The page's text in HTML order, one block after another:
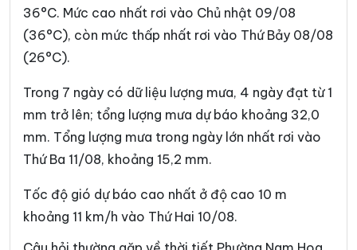
Xã Bình An Xã Bình Giang
Xã Bình Lục
Xã Cát Thành Xã Chất Bình
Xã Cổ Lễ Xã Cúc Phương
Xã Đại Hoàng
Xã Đồng Thái Xã Đồng Thịnh
36°C. Mức cao nhất rơi vào Chủ nhật 09/08
(36°C), còn mức thấp nhất rơi vào Thứ Bảy 08/08
(26°C).
Trong 7 ngày có dữ liệu lượng mưa, 4 ngày đạt từ 1
mm trở lên; tổng lượng mưa dự báo khoảng 32,0
mm. Tổng lượng mưa trong ngày lớn nhất rơi vào
Thứ Ba 11/08, khoảng 15,2 mm.
Tốc độ gió dự báo cao nhất ở độ cao 10 m
khoảng 11 km/h vào Thứ Hai 10/08.